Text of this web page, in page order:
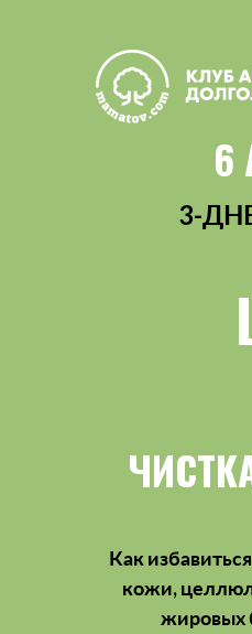
6
3-
Как
кожи,
жировых